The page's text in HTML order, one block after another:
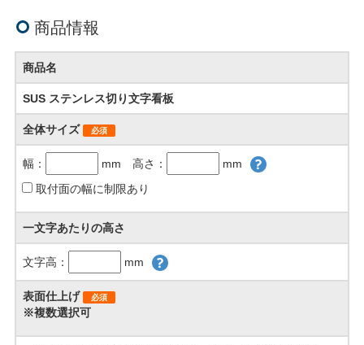
商品情報
商品名
SUS ステンレス切り文字看板
全体サイズ 必須
幅： mm 高さ：
mm
取付面の幅に制限あり
一文字あたりの高さ
文字高： mm
表面仕上げ 必須
※複数選択可